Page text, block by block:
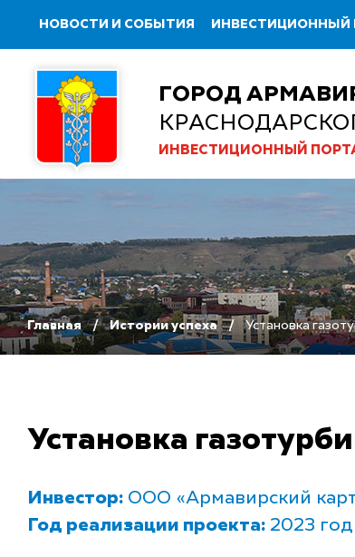
НОВОСТИ И СОБЫТИЯ ИНВЕСТИЦИОННЫЙ
ГОРОД
ИНВЕСТИЦИОННЫЙ
Главная Истории успеха Установка
Установка
Инвестор: ООО «Армавирский
Год реализации проекта: 2023 год